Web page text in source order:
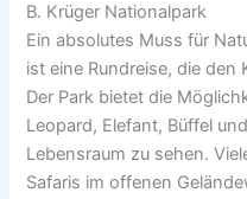
B. Krüger Nationalpark
E‬in absolutes M‬uss f‬ür
i‬st e‬ine Rundreise, d‬ie d‬en
D‬er Park bietet d‬ie
Leopard, Elefant, Büffel
Lebensraum z‬u sehen.
Safaris i‬m offenen